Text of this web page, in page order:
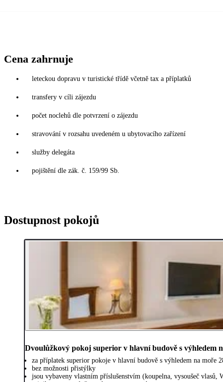
Cena zahrnuje
leteckou dopravu v turistické třídě včetně tax a příplatků
transfery v cíli zájezdu
počet noclehů dle potvrzení o zájezdu
stravování v rozsahu uvedeném u ubytovacího zařízení
služby delegáta
pojištění dle zák. č. 159/99 Sb.
Dostupnost pokojů
Dvoulůžkový pokoj superior v hlavní budově s výhledem
za příplatek superior pokoje v hlavní budově s výhledem na moře
bez možnosti přistýlky
jsou vybaveny vlastním příslušenstvím (koupelna, vysoušeč